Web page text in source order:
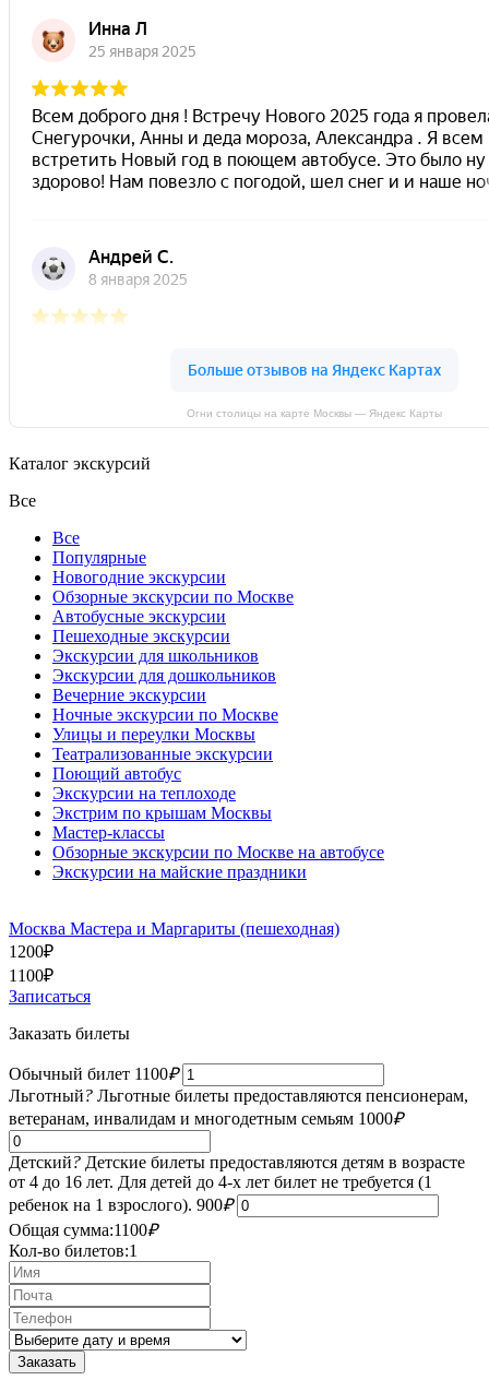
Огни столицы на карте Москвы — Яндекс Карты
Каталог экскурсий
Все
Все
Популярные
Новогодние экскурсии
Обзорные экскурсии по Москве
Автобусные экскурсии
Пешеходные экскурсии
Экскурсии для школьников
Экскурсии для дошкольников
Вечерние экскурсии
Ночные экскурсии по Москве
Улицы и переулки Москвы
Театрализованные экскурсии
Поющий автобус
Экскурсии на теплоходе
Экстрим по крышам Москвы
Мастер-классы
Обзорные экскурсии по Москве на автобусе
Экскурсии на майские праздники
Москва Мастера и Маргариты (пешеходная)
1200₽
1100₽
Записаться
Заказать билеты
Обычный билет 1100₽
Льготный? Льготные билеты предоставляются пенсионерам,
ветеранам, инвалидам и многодетным семьям 1000₽
Детский? Детские билеты предоставляются детям в возрасте
от 4 до 16 лет. Для детей до 4-х лет билет не требуется (1
ребенок на 1 взрослого). 900₽
Общая сумма:1100₽
Кол-во билетов:1